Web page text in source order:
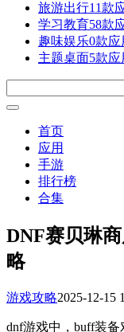
旅游出行11款
学习教育58款
趣味娱乐0款应
主题桌面5款应
首页
应用
手游
排行榜
合集
DNF赛贝琳
略
游戏攻略2025-12-15
dnf游戏中，buff装